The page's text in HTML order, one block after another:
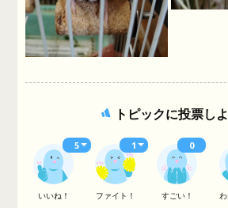
トピックに投票し
いいね！ ファイト！ すごい！
5 1 0